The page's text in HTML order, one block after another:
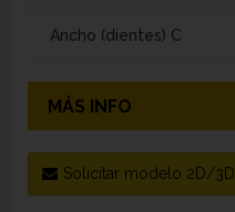
Ancho (dientes) C
MÁS INFO
Solicitar modelo 2D/3D